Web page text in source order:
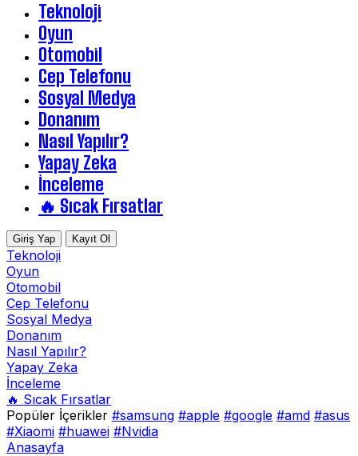
Teknoloji
Oyun
Otomobil
Cep Telefonu
Sosyal Medya
Donanım
Nasıl Yapılır?
Yapay Zeka
İnceleme
🔥 Sıcak Fırsatlar
Giriş Yap Kayıt Ol
Teknoloji
Oyun
Otomobil
Cep Telefonu
Sosyal Medya
Donanım
Nasıl Yapılır?
Yapay Zeka
İnceleme
🔥 Sıcak Fırsatlar
Popüler İçerikler #samsung #apple #google #amd #asus
#Xiaomi #huawei #Nvidia
Anasayfa